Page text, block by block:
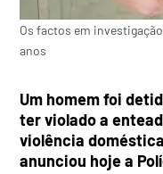
Os factos em
anos
Um homem foi
ter violado a
violência
anunciou hoje a